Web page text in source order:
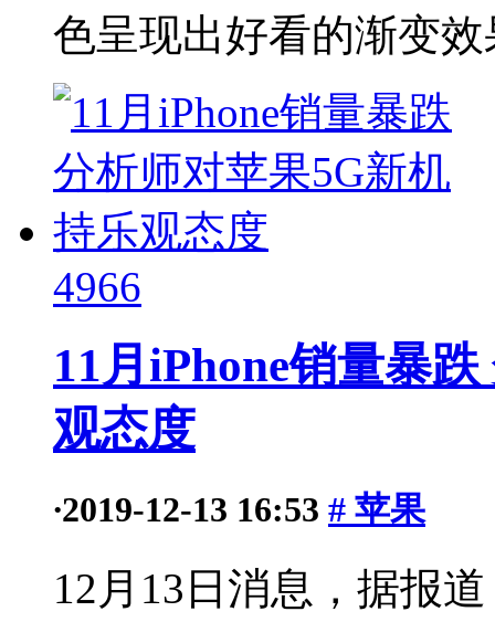
色呈现出好看的渐变
4966
11月iPhone销量暴
观态度
·2019-12-13 16:53 # 苹果
12月13日消息，据报